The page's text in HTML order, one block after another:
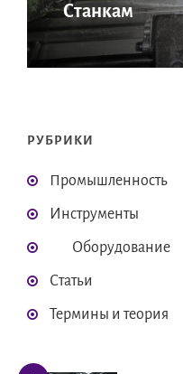
Станкам
РУБРИКИ
Промышленность
Инструменты
Оборудование
Статьи
Термины и теория